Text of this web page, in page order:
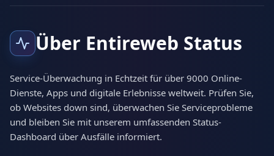
Über Entireweb Status
Service-Überwachung in Echtzeit für über 9000 Online-
Dienste, Apps und digitale Erlebnisse weltweit. Prüfen Sie,
ob Websites down sind, überwachen Sie Serviceprobleme
und bleiben Sie mit unserem umfassenden Status-
Dashboard über Ausfälle informiert.